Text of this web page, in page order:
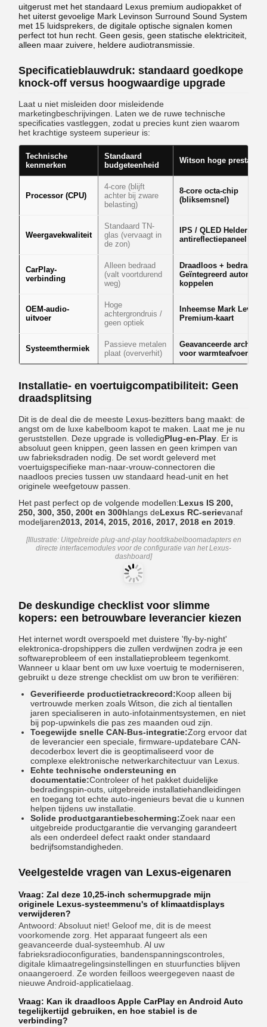
uitgerust met het standaard Lexus premium audiopakket of
het uiterst gevoelige Mark Levinson Surround Sound System
met 15 luidsprekers, de digitale optische signalen komen
perfect tot hun recht. Geen gesis, geen statische elektriciteit,
alleen maar zuivere, heldere audiotransmissie.
Specificatieblauwdruk: standaard goedkope
knock-off versus hoogwaardige upgrade
Laat u niet misleiden door misleidende
marketingbeschrijvingen. Laten we de ruwe technische
specificaties vastleggen, zodat u precies kunt zien waarom
het krachtige systeem superieur is:
Technische
kenmerken
Standaard
budgeteenheid
Witson hoge prestaties
Processor (CPU)
4-core (blijft
achter bij zware
belasting)
8-core octa-chip
(bliksemsnel)
Weergavekwaliteit
Standaard TN-
glas (vervaagt in
de zon)
IPS / QLED Helder
antireflectiepaneel
CarPlay-
verbinding
Alleen bedraad
(valt voortdurend
weg)
Draadloos + bedraad
Geïntegreerd
koppelen
OEM-audio-
uitvoer
Hoge
achtergrondruis /
geen optiek
Inheemse Mark
Premium-kaart
Systeemthermiek
Passieve metalen
plaat (oververhit)
Geavanceerde
voor warmteafvoer
Installatie- en voertuigcompatibiliteit: Geen
draadsplitsing
Dit is de deal die de meeste Lexus-bezitters bang maakt: de
angst om de luxe kabelboom kapot te maken. Laat me je nu
geruststellen. Deze upgrade is volledigPlug-en-Play . Er is
absoluut geen knippen, geen lassen en geen krimpen van
uw fabrieksdraden nodig. De set wordt geleverd met
voertuigspecifieke man-naar-vrouw-connectoren die
naadloos precies tussen uw standaard head-unit en het
originele weefgetouw passen.
Het past perfect op de volgende modellen:Lexus IS 200,
250, 300, 350, 200t en 300hlangs deLexus RC-serievanaf
modeljaren2013, 2014, 2015, 2016, 2017, 2018 en 2019
[Illustratie: Uitgebreide plug-and-play hoofdkabelboomadapters en
directe interfacemodules voor de configuratie van het Lexus-
dashboard]
De deskundige checklist voor slimme
kopers: een betrouwbare leverancier kiezen
Het internet wordt overspoeld met duistere 'fly-by-night'
elektronica-dropshippers die zullen verdwijnen zodra je een
softwareprobleem of een installatieprobleem tegenkomt.
Wanneer u klaar bent om uw luxe voertuig te moderniseren,
gebruikt u deze strenge checklist om uw bron te verifiëren:
Geverifieerde productietrackrecord:Koop alleen bij
vertrouwde merken zoals Witson, die zich al tientallen
jaren specialiseren in auto-infotainmentsystemen, en niet
bij pop-upwinkels die pas zes maanden oud zijn.
Toegewijde snelle CAN-Bus-integratie:Zorg ervoor dat
de leverancier een speciale, firmware-updatebare CAN-
decoderbox levert die is geoptimaliseerd voor de
complexe elektronische netwerkarchitectuur van Lexus.
Echte technische ondersteuning en
documentatie:Controleer of het pakket duidelijke
bedradingspin-outs, uitgebreide installatiehandleidingen
en toegang tot echte auto-ingenieurs bevat die u kunnen
helpen tijdens uw installatie.
Solide productgarantiebescherming:Zoek naar een
uitgebreide productgarantie die vervanging garandeert
als een onderdeel defect raakt onder standaard
bedrijfsomstandigheden.
Veelgestelde vragen van Lexus-eigenaren
Vraag: Zal ​​deze 10,25-inch schermupgrade mijn
originele Lexus-systeemmenu's of klimaatdisplays
verwijderen?
Antwoord: Absoluut niet! Geloof me, dit is de meest
voorkomende zorg. Het apparaat fungeert als een
geavanceerde dual-systeemhub. Al uw
fabrieksradioconfiguraties, bandenspanningscontroles,
digitale klimaatregelingsinstellingen en stuurfuncties blijven
onaangeroerd. Ze worden feilloos weergegeven naast de
nieuwe Android-applicatielaag.
Vraag: Kan ik draadloos Apple CarPlay en Android Auto
tegelijkertijd gebruiken, en hoe stabiel is de
verbinding?